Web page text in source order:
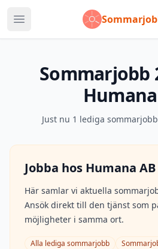
Öppna huvudmeny
Sommarjobb
Just nu 1 lediga
Jobba hos Humana AB
Här samlar vi aktuella
Ansök direkt till den tjänst som
möjligheter i samma ort.
Alla lediga sommarjobb